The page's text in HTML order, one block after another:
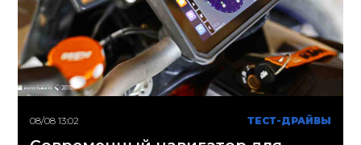
08/08 13:02 ТЕСТ-ДРАЙВЫ